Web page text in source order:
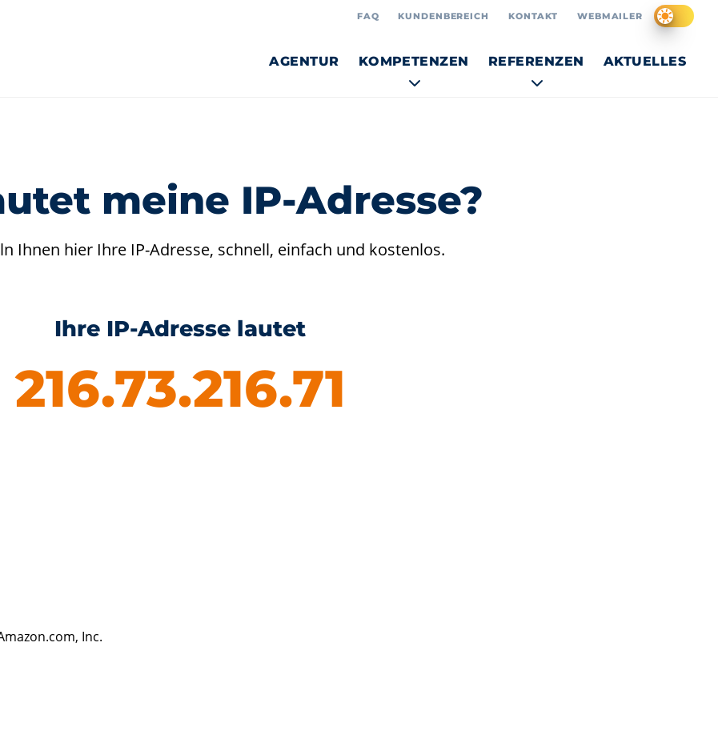
FAQ KUNDENBEREICH KONTAKT WEBMAILER
AGENTUR KOMPETENZEN
SEO
TYPO3-UPDATES
HOSTING
NAMESERVER PRÜFEN
CHATBOTS
REFERENZEN
ANFRAGEN
AKTUELLES
meine IP-Adresse?
Ihnen hier Ihre IP-Adresse, schnell, einfach und kostenlos.
Ihre IP-Adresse lautet
216.73.216.71
Inc.